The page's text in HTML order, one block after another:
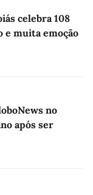
celebra 108
e muita emoção
no
após ser